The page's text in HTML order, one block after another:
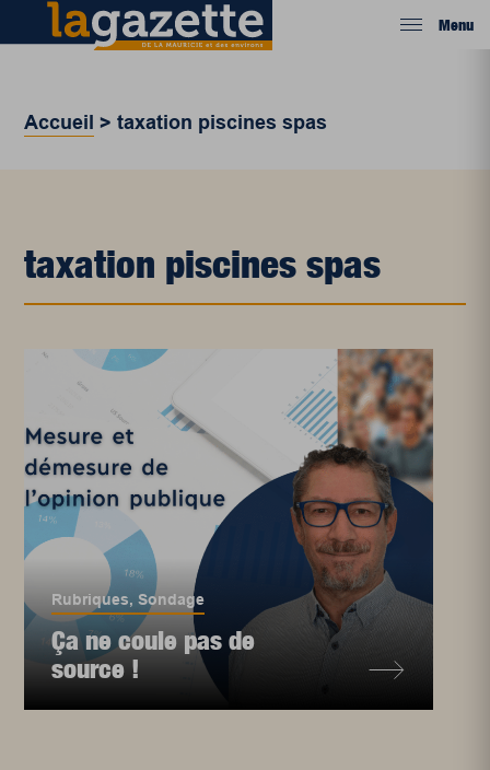
Menu
Accueil >taxation piscines spas
taxation piscines spas
Rubriques,Sondage
Ça ne coule pas de
source !